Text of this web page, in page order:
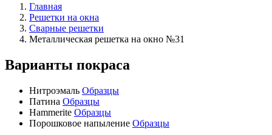
Главная
Решетки на окна
Сварные решетки
Металлическая решетка на окно №31
Варианты покраса
Нитроэмаль Образцы
Патина Образцы
Hammerite Образцы
Порошковое напыление Образцы